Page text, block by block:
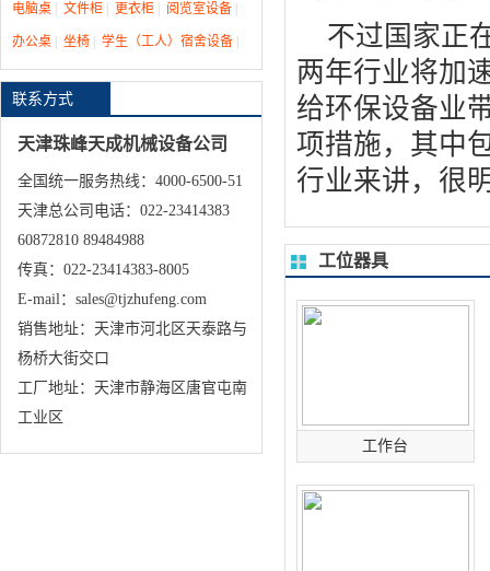
电脑桌 文件柜 更衣柜 阅览室设备
办公桌 坐椅 学生（工人）宿舍设备
联系方式
天津珠峰天成机械设备公司
全国统一服务热线：4000-6500-51
天津总公司电话：022-23414383
60872810 89484988
传真：022-23414383-8005
E-mail：sales@tjzhufeng.com
销售地址：天津市河北区天泰路与
杨桥大街交口
工厂地址：天津市静海区唐官屯南
工业区
不过国家正
两年行业将加
给环保设备业
项措施，其中
行业来讲，很
工位器具
工作台